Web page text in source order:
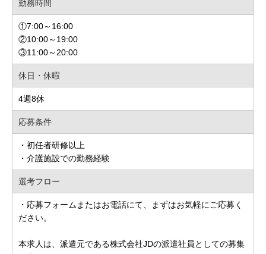
勤務時間
①7:00～16:00
②10:00～19:00
③11:00～20:00
休日・休暇
4週8休
応募条件
・初任者研修以上
・介護施設での勤務経験
選考フロー
・応募フォームまたはお電話にて、まずはお気軽にご応募く
ださい。
本求人は、派遣元である株式会社JDの派遣社員としての募集